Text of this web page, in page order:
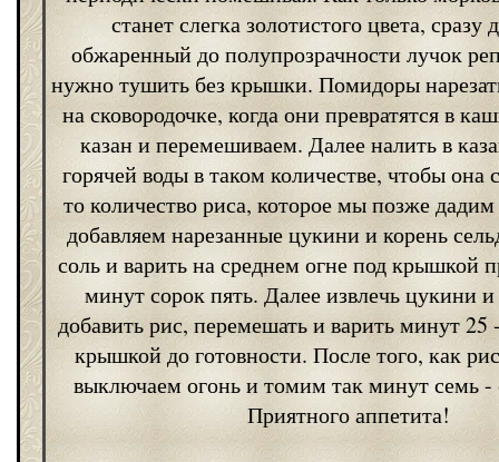
станет слегка золотистого цвета, сразу
обжаренный до полупрозрачности лучок
нужно тушить без крышки. Помидоры
на сковородочке, когда они превратятся в
казан и перемешиваем. Далее налить в
горячей воды в таком количестве, чтобы она
то количество риса, которое мы позже дадим
добавляем нарезанные цукини и корень
соль и варить на среднем огне под крышкой
минут сорок пять. Далее извлечь цукини и
добавить рис, перемешать и варить минут 25
крышкой до готовности. После того, как
выключаем огонь и томим так минут семь -
Приятного аппетита!